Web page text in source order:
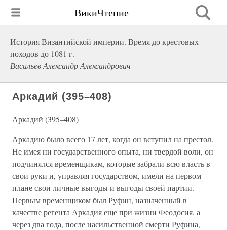
ВикиЧтение
История Византийской империи. Время до крестовых
походов до 1081 г.
Васильев Александр Александрович
Аркадий (395–408)
Аркадий (395–408)
Аркадию было всего 17 лет, когда он вступил на престол.
Не имея ни государственного опыта, ни твердой воли, он
подчинялся временщикам, которые забрали всю власть в
свои руки и, управляя государством, имели на первом
плане свои личные выгоды и выгоды своей партии.
Первым временщиком был Руфин, назначенный в
качестве регента Аркадия еще при жизни Феодосия, а
через два года, после насильственной смерти Руфина,